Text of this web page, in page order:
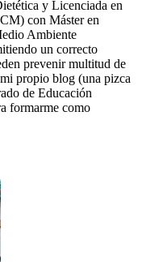
y Licenciada en
con Máster en
Ambiente
un correcto
prevenir multitud de
propio blog (una pizca
de Educación
formarme como